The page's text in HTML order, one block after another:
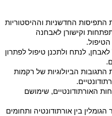
התפיסות החדשניות וההיסטוריות
וקישורן לאבחנה
הטיפול.
לנתח ולתכנן טיפול לפתרון
התגובות הביולוגיות של רקמות
האורתודונטיים, שימושם
בין אורתודונטיה ותחומים